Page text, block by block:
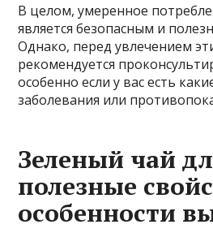
В целом, умеренное
является безопасным и
Однако, перед увлечением
рекомендуется
особенно если у вас есть
заболевания или
Зеленый чай
полезные
особенности